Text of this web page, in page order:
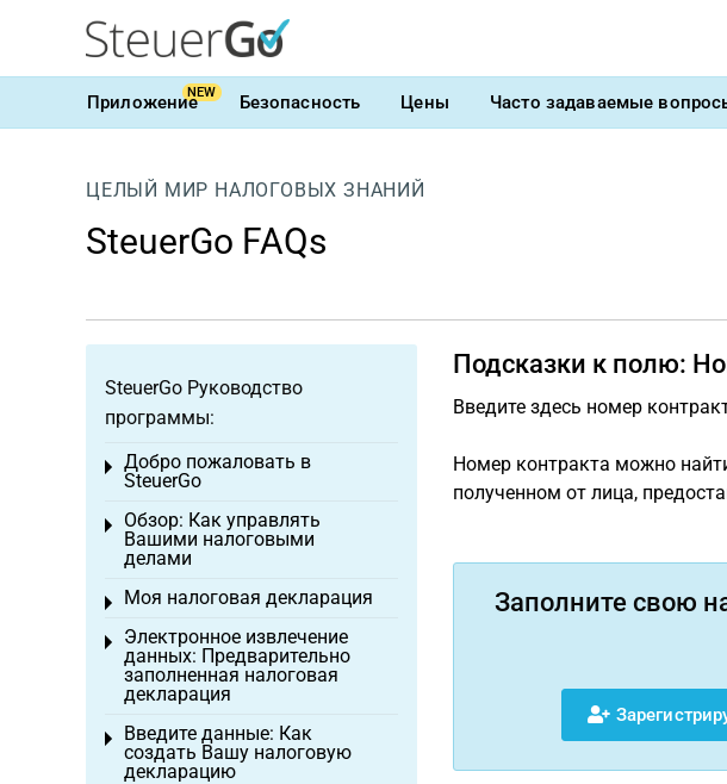
ПриложениеNEW Безопасность Цены Часто задаваемые
ЦЕЛЫЙ МИР НАЛОГОВЫХ ЗНАНИЙ
SteuerGo FAQs
Подсказки к полю:
Введите здесь номер
Номер контракта можно
полученном от лица,
Заполните свою
SteuerGo Руководство
программы:
Добро пожаловать в
SteuerGo
Toggle menu
Обзор: Как управлять
Вашими налоговыми
делами
Toggle menu
Моя налоговая декларация
Toggle menu
Электронное извлечение
данных: Предварительно
заполненная налоговая
декларация
Toggle menu
Введите данные: Как
создать Вашу налоговую
декларацию
Toggle menu